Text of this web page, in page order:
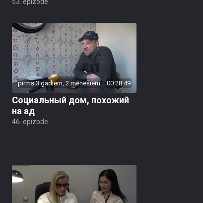
pirms 3 gadiem, 2 mēnešiem 00:28:49
Социальный дом, похожий
на ад
46. epizode